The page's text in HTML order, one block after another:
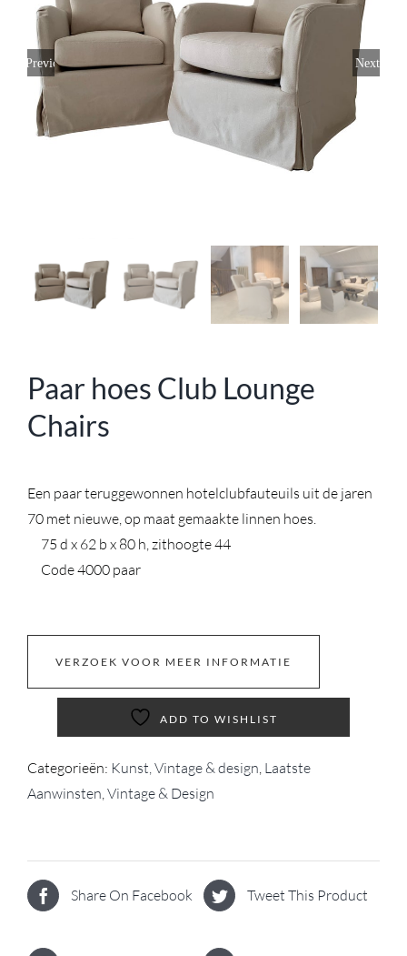
Previous Next
Paar hoes Club Lounge
Chairs
Een paar teruggewonnen hotelclubfauteuils uit de jaren
70 met nieuwe, op maat gemaakte linnen hoes.
75 d x 62 b x 80 h, zithoogte 44
Code 4000 paar
VERZOEK VOOR MEER INFORMATIE
ADD TO WISHLIST
Categorieën: Kunst, Vintage & design Laatste
Aanwinsten Vintage & Design
Share On Facebook Tweet This Product